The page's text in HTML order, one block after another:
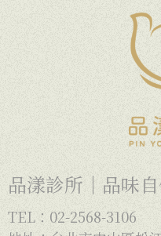
品漾診所｜品味
TEL：02-2568-3106